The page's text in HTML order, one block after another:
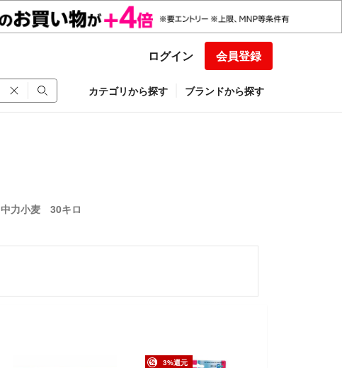
ログイン 会員登録
カテゴリから探す ブランドから探す
中力小麦 30キロ
3%還元